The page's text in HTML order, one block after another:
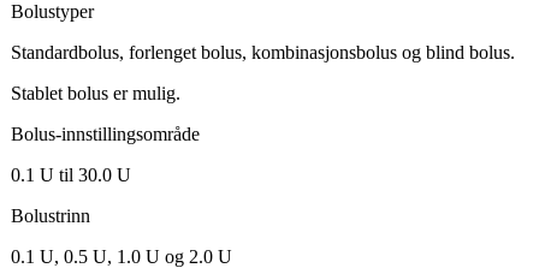
Bolustyper
Standardbolus, forlenget bolus, kombinasjonsbolus og blind bolus.
Stablet bolus er mulig.
Bolus-innstillingsområde
0.1 U til 30.0 U
Bolustrinn
0.1 U, 0.5 U, 1.0 U og 2.0 U